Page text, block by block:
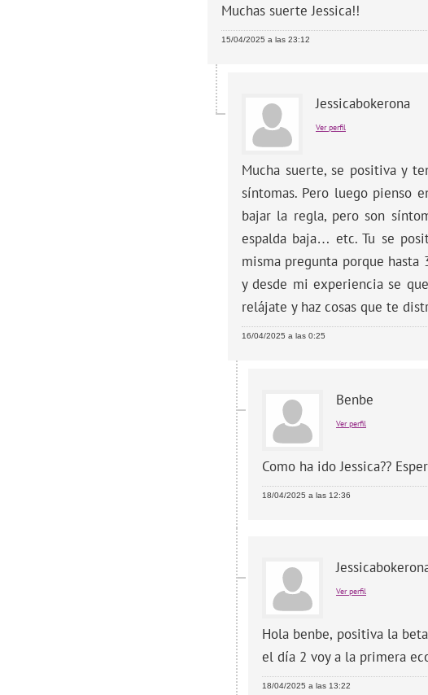
Muchas suerte Jessica!!
15/04/2025 a las 23:12
Jessicabokerona
Ver perfil
Mucha suerte, se positiva y
síntomas. Pero luego pienso
bajar la regla, pero son
espalda baja… etc. Tu se
misma pregunta porque hasta
y desde mi experiencia se
relájate y haz cosas que te
16/04/2025 a las 0:25
Benbe
Ver perfil
Como ha ido Jessica??
18/04/2025 a las 12:36
Ver perfil
Hola benbe, positiva la
el día 2 voy a la primera
18/04/2025 a las 13:22